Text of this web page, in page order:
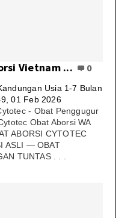
Vietnam ... 0
Usia 1-7 Bulan
01 Feb 2026
- Obat Penggugur
Obat Aborsi WA
ABORSI CYTOTEC
ASLI — OBAT
TUNTAS . . .